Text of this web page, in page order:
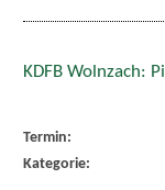
KDFB Wolnzach:
Termin:
Kategorie: